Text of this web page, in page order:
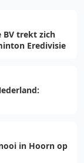
BV trekt zich
Eredivisie
in Hoorn op